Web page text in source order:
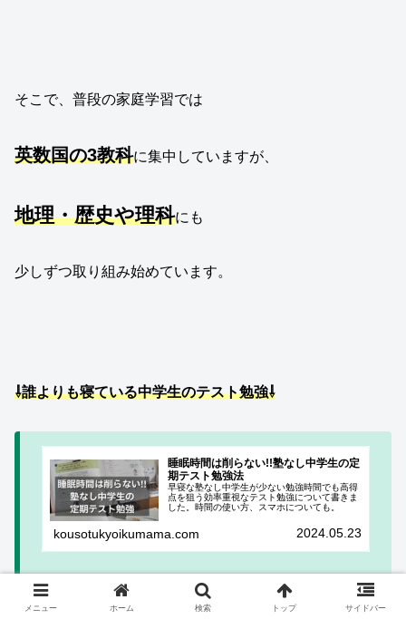
そこで、普段の家庭学習では
英数国の3教科に集中していますが、
地理・歴史や理科にも
少しずつ取り組み始めています。
⇩誰よりも寝ている中学生のテスト勉強⇩
睡眠時間は削らない!!塾なし中学生の定
期テスト勉強法
早寝な塾なし中学生が少ない勉強時間でも高得
点を狙う効率重視なテスト勉強について書きま
した。時間の使い方、スマホについても。
kousotukyoikumama.com 2024.05.23
メニュー ホーム 検索 トップ サイドバー